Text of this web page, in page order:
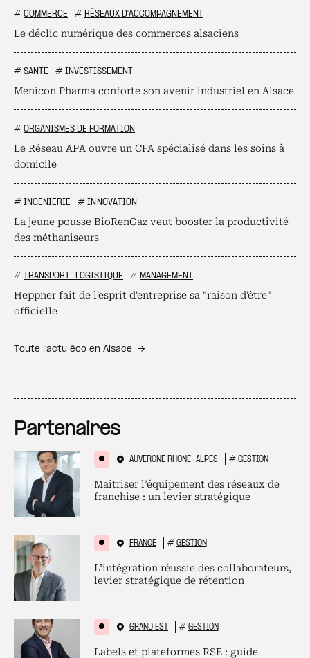
# COMMERCE # RÉSEAUX D'ACCOMPAGNEMENT
Le déclic numérique des commerces alsaciens
# SANTÉ # INVESTISSEMENT
Menicon Pharma conforte son avenir industriel en Alsace
# ORGANISMES DE FORMATION
Le Réseau APA ouvre un CFA spécialisé dans les soins à
domicile
# INGÉNIERIE # INNOVATION
La jeune pousse BioRenGaz veut booster la productivité
des méthaniseurs
# TRANSPORT-LOGISTIQUE # MANAGEMENT
Heppner fait de l'esprit d'entreprise sa "raison d'être"
officielle
Toute l’actu éco en Alsace
Partenaires
AUVERGNE RHÔNE-ALPES # GESTION
Maitriser l’équipement des réseaux de
franchise : un levier stratégique
FRANCE # GESTION
L’intégration réussie des collaborateurs,
levier stratégique de rétention
GRAND EST # GESTION
Labels et plateformes RSE : guide